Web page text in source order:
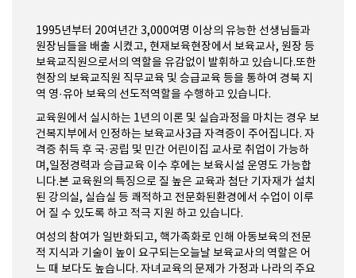
1995년부터 20여년간 3,000여명 이상의 유능한 선생님들과
원장님들을 배출 시켰고, 현재보육현장에서 보육교사, 원장 등
보육교직원으로서의 역할을 유감없이 발휘하고 있습니다.또한
현장의 보육교직원 직무교육 및 승급교육 등을 통하여 경북 지
역 영·유아 보육의 선도적역할을 수행하고 있습니다.
교육원에서 실시하는 1년의 이론 및 실습과정을 마치는 경우 보
건복지부에서 인정하는 보육교사3급 자격증이 주어집니다. 자
격증 취득 후 국·공립 및 민간 어린이집 교사로 취업이 가능하
며,일정경력과 승급교육 이수 후에는 보육시설 운영도 가능합
니다.본 교육원의 특징으로 질 높은 교육과 첨단 기자재가 설치
된 강의실, 실습실 등 쾌적하고 전문화된환경에서 수업이 이루
어 질 수 있도록 하고 적극 지원 하고 있습니다.
여성의 참여가 일반화되고, 핵가족화로 인해 아동보육의 전문
적 지식과 기술이 높이 요구되는오늘날 보육교사의 역할은 어
느 때 보다도 높습니다. 자녀교육의 문제가 가정과 나라의 주요